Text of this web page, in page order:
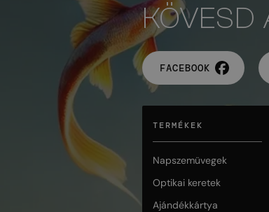
KÖVESD
FACEBOOK
TERMÉKEK
Napszemüvegek
Optikai keretek
Ajándékkártya